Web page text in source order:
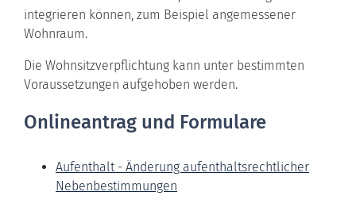
integrieren können, zum Beispiel angemessener
Wohnraum.
Die Wohnsitzverpflichtung kann unter bestimmten
Voraussetzungen aufgehoben werden.
Onlineantrag und Formulare
Aufenthalt - Änderung aufenthaltsrechtlicher
Nebenbestimmungen